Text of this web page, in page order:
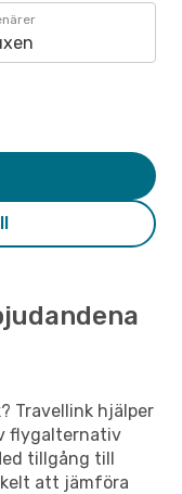
Travellink hjälper
flygalternativ
tillgång till
att jämföra